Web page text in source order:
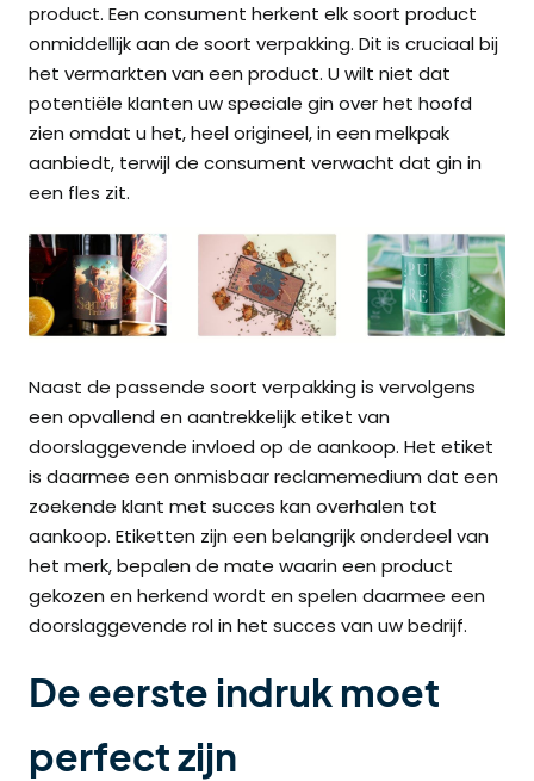
product. Een consument herkent elk soort product
onmiddellijk aan de soort verpakking. Dit is cruciaal bij
het vermarkten van een product. U wilt niet dat
potentiële klanten uw speciale gin over het hoofd
zien omdat u het, heel origineel, in een melkpak
aanbiedt, terwijl de consument verwacht dat gin in
een fles zit.
Naast de passende soort verpakking is vervolgens
een opvallend en aantrekkelijk etiket van
doorslaggevende invloed op de aankoop. Het etiket
is daarmee een onmisbaar reclamemedium dat een
zoekende klant met succes kan overhalen tot
aankoop. Etiketten zijn een belangrijk onderdeel van
het merk, bepalen de mate waarin een product
gekozen en herkend wordt en spelen daarmee een
doorslaggevende rol in het succes van uw bedrijf.
De eerste indruk moet
perfect zijn